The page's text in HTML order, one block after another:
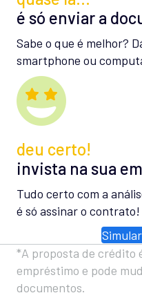
é só enviar a
Sabe o que é melhor?
smartphone ou
deu certo!
invista na sua
Tudo certo com a
é só assinar o contrato!
*A proposta de crédito
empréstimo e pode
documentos.